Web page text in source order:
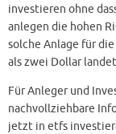
investieren ohne
anlegen die hohen
solche Anlage für
als zwei Dollar
Für Anleger und
nachvollziehbare
jetzt in etfs